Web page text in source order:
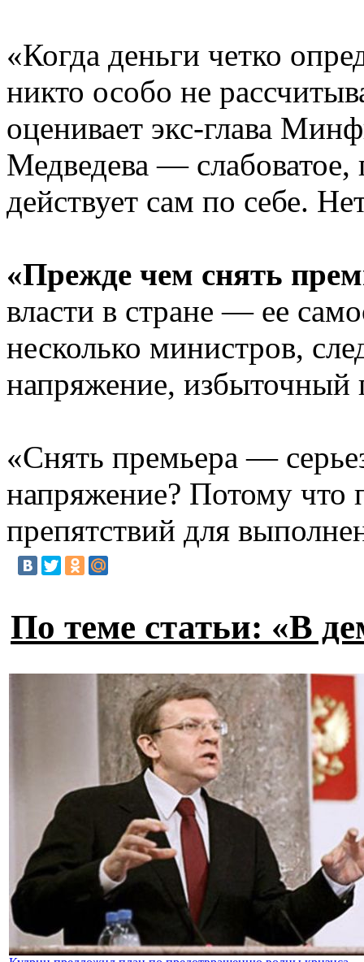
«Когда деньги четко
никто особо не
оценивает экс-глава
Медведева —
действует сам по себе.
«Прежде чем снять
власти в стране — ее
несколько министров,
напряжение,
«Снять премьера —
напряжение? Потому что
препятствий для
По теме статьи: «В